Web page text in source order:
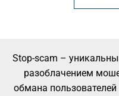
Stop-scam –
разоблачением
обмана